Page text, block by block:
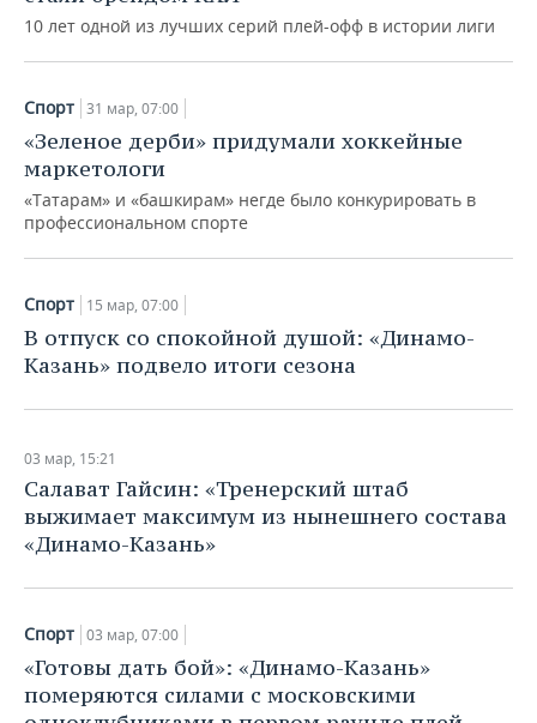
10 лет одной из лучших серий плей-офф в истории лиги
Спорт 31 мар, 07:00
«Зеленое дерби» придумали хоккейные
маркетологи
«Татарам» и «башкирам» негде было конкурировать в
профессиональном спорте
Спорт 15 мар, 07:00
В отпуск со спокойной душой: «Динамо-
Казань» подвело итоги сезона
03 мар, 15:21
Салават Гайсин: «Тренерский штаб
выжимает максимум из нынешнего состава
«Динамо-Казань»
Спорт 03 мар, 07:00
«Готовы дать бой»: «Динамо-Казань»
померяются силами с московскими